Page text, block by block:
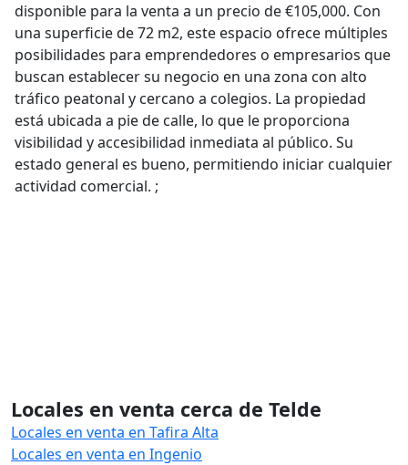
disponible para la venta a un precio de €105,000. Con
una superficie de 72 m2, este espacio ofrece múltiples
posibilidades para emprendedores o empresarios que
buscan establecer su negocio en una zona con alto
tráfico peatonal y cercano a colegios. La propiedad
está ubicada a pie de calle, lo que le proporciona
visibilidad y accesibilidad inmediata al público. Su
estado general es bueno, permitiendo iniciar cualquier
actividad comercial. ;
Locales en venta cerca de Telde
Locales en venta en Tafira Alta
Locales en venta en Ingenio